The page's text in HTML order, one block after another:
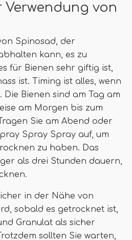
von
Spinosad, der
kann, es zu
für Bienen sehr giftig ist,
ist. Timing ist alles, wenn
Die Bienen sind am Tag am
am Morgen bis zum
Sie am Abend oder
Spray Spray auf, um
zu haben. Das
als drei Stunden dauern,
in der Nähe von
sobald es getrocknet ist,
Granulat als sicher
sollten Sie warten,